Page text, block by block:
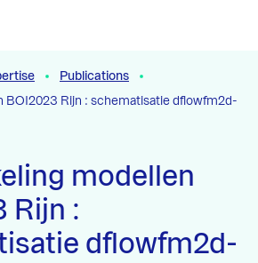
Publications
BOI2023 Rijn : schematisatie dflowfm2d-
modellen
Rijn :
dflowfm2d-